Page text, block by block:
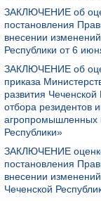
АНТИТЕРРОР
КОНТАКТЫ
ОБРАТНАЯ
ЗАКЛЮЧЕНИЕ об
постановления
внесении
Республики от 6
ЗАКЛЮЧЕНИЕ об
приказа
развития
отбора резидентов
агропромышленных
Республики»
ЗАКЛЮЧЕНИЕ оценке
постановления
внесении
Чеченской